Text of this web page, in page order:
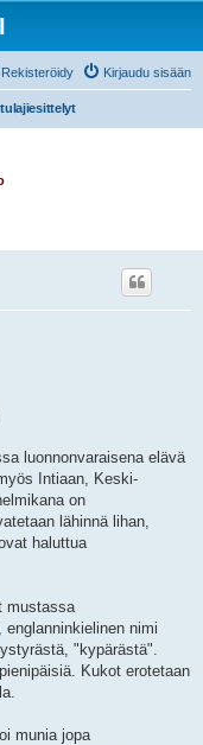
Kirjaudu sisään
Rekisteröidy
luonnonvaraisena elävä
Intiaan, Keski-
on
lähinnä lihan,
haluttua
mustassa
nimi
"kypärästä".
Kukot erotetaan
munia jopa